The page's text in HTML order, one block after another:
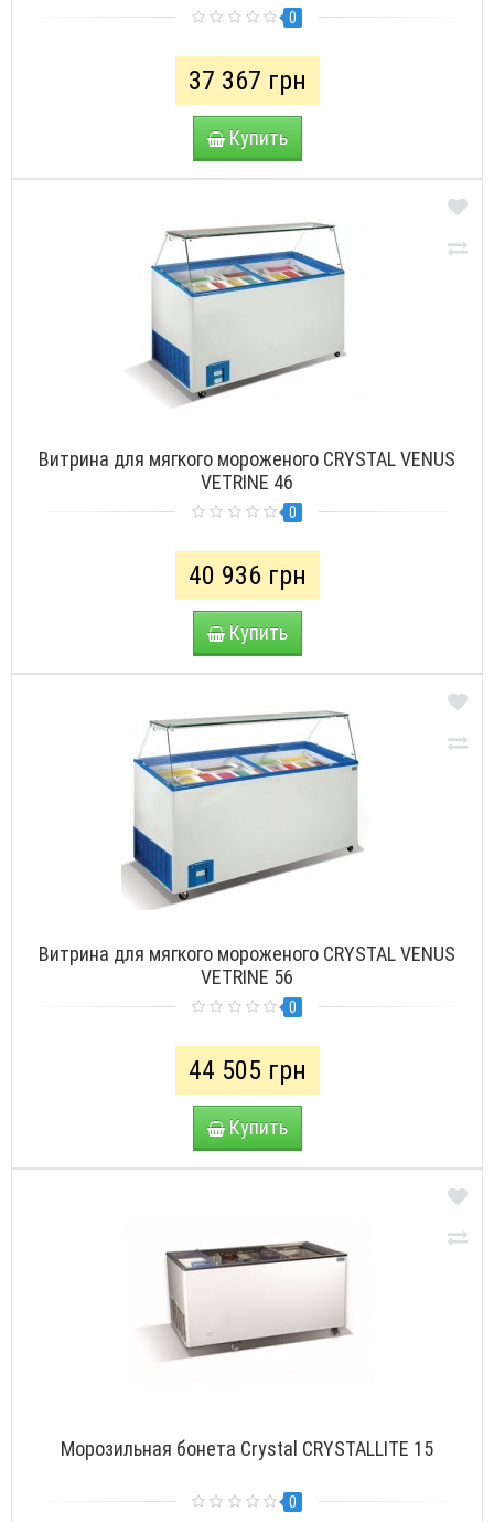
0
37 367 грн
Купить
Витрина для мягкого мороженого CRYSTAL VENUS
VETRINE 46
0
40 936 грн
Купить
Витрина для мягкого мороженого CRYSTAL VENUS
VETRINE 56
0
44 505 грн
Купить
Морозильная бонета Crystal CRYSTALLITE 15
0